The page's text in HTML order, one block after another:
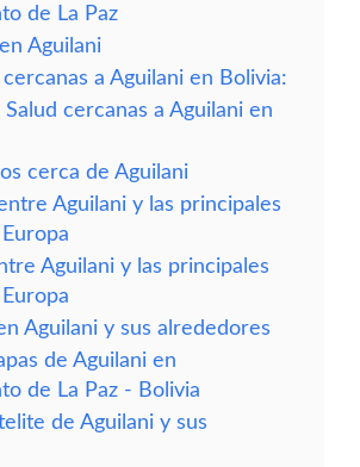
de La Paz
Aguilani
cercanas a Aguilani en Bolivia:
cercanas a Aguilani en
cerca de Aguilani
Aguilani y las principales
Aguilani y las principales
Aguilani y sus alrededores
de Aguilani en
de La Paz - Bolivia
de Aguilani y sus